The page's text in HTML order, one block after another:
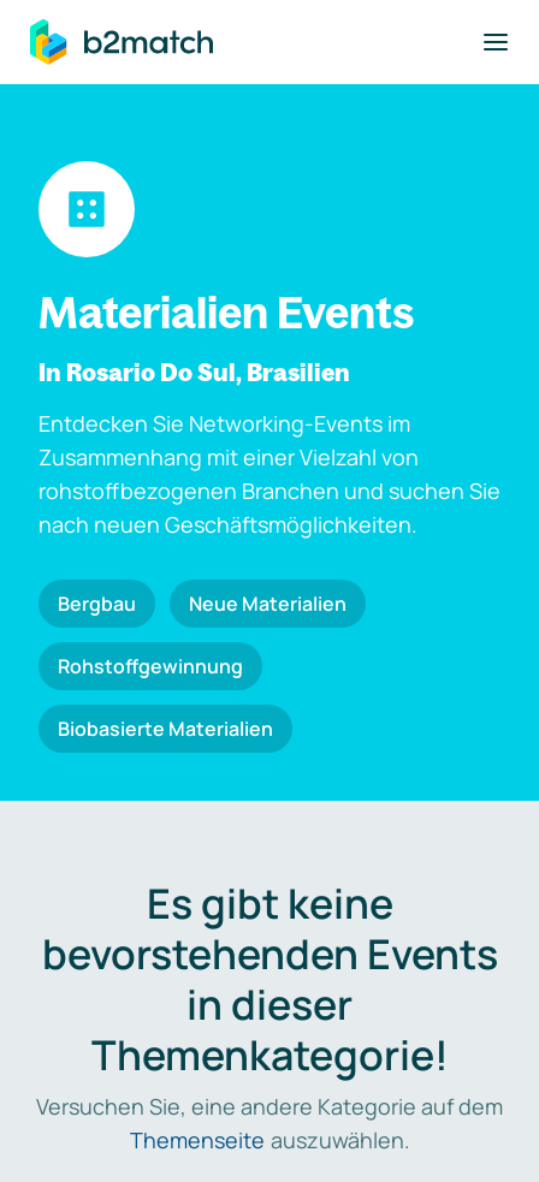
springen
Materialien Events
In Rosario Do Sul, Brasilien
Entdecken Sie Networking-Events im
Zusammenhang mit einer Vielzahl von
rohstoffbezogenen Branchen und suchen Sie
nach neuen Geschäftsmöglichkeiten.
Bergbau Neue Materialien
Rohstoffgewinnung
Biobasierte Materialien
Es gibt keine
bevorstehenden Events
in dieser
Themenkategorie!
Versuchen Sie, eine andere Kategorie auf dem
Themenseite auszuwählen.